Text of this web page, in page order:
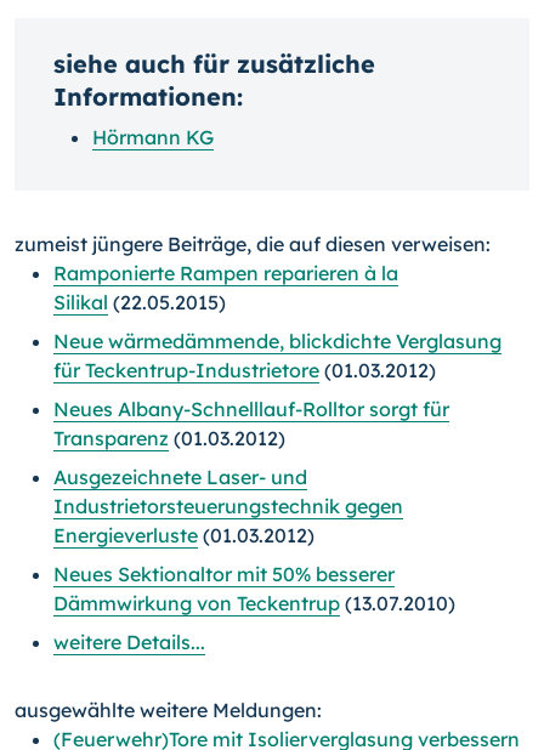
siehe auch für zusätzliche
Informationen:
Hörmann KG
zumeist jüngere Beiträge, die auf diesen verweisen:
Ramponierte Rampen reparieren à la
Silikal (22.05.2015)
Neue wärmedämmende, blickdichte Verglasung
für Teckentrup-Industrietore (01.03.2012)
Neues Albany-Schnelllauf-Rolltor sorgt für
Transparenz (01.03.2012)
Ausgezeichnete Laser- und
Industrietorsteuerungstechnik gegen
Energieverluste (01.03.2012)
Neues Sektionaltor mit 50% besserer
Dämmwirkung von Teckentrup (13.07.2010)
weitere Details...
ausgewählte weitere Meldungen:
(Feuerwehr)Tore mit Isolierverglasung verbessern